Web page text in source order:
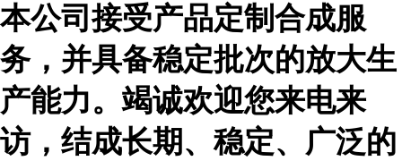
本公司接受产品定制合成服
务，并具备稳定批次的放大生
产能力。竭诚欢迎您来电来
访，结成长期、稳定、广泛的